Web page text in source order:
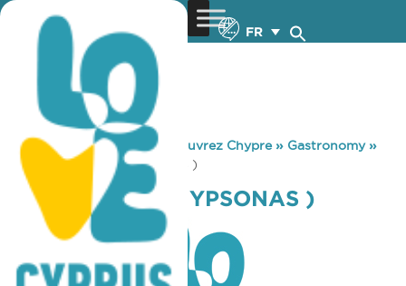
FR
You are here: Home »Découvrez Chypre» Gastronomy»
RAINBOW PUB ( YPSONAS )
RAINBOW PUB ( YPSONAS )